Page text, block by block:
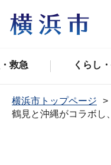
救急 くらし
横浜市トップページ
鶴見と沖縄がコラボし